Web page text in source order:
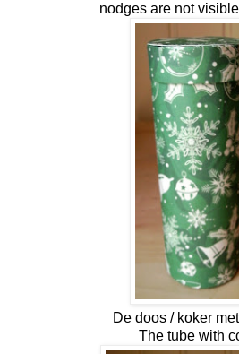
nodges are not
De doos / koker
The tube with